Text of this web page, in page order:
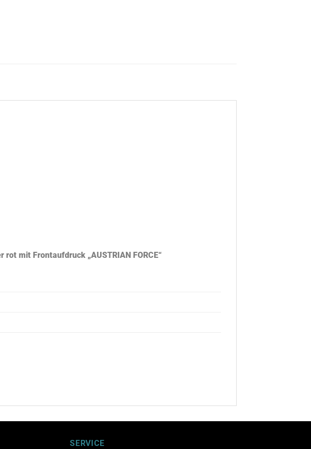
mit Frontaufdruck „AUSTRIAN FORCE“
SERVICE